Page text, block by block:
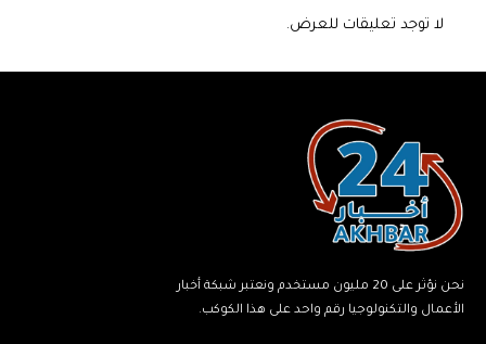
لا توجد تعليقات للعرض.
نحن نؤثر على 20 مليون مستخدم ونعتبر شبكة أخبار
الأعمال والتكنولوجيا رقم واحد على هذا الكوكب.